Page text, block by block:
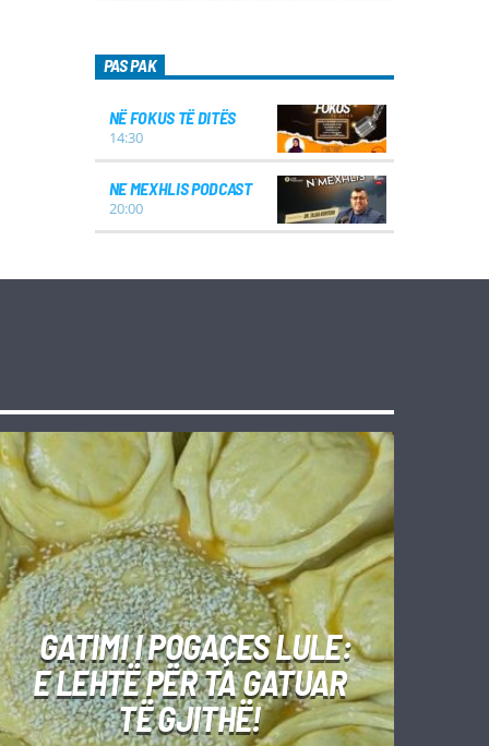
PAS PAK
NË FOKUS TË DITËS
14:30
NE MEXHLIS PODCAST
20:00
GATIMI I POGAÇES LULE:
E LEHTË PËR TA GATUAR
TË GJITHË!